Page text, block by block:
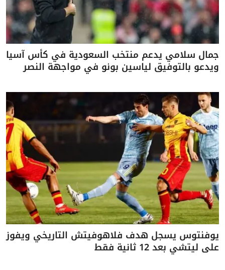
جمال سلامي يدعم منتخب السعودية في كأس آسيا
ويدعو بالتوفيق لياسين بونو في مواجهة النصر
يوفنتوس يسجل هدف فلاهوفيتش التاريخي ويفوز
على ليتشي بعد 12 ثانية فقط